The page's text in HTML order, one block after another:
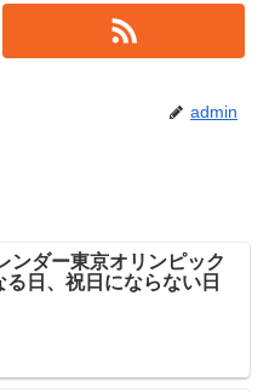
admin
ンダー東京オリンピック
る日、祝日にならない日